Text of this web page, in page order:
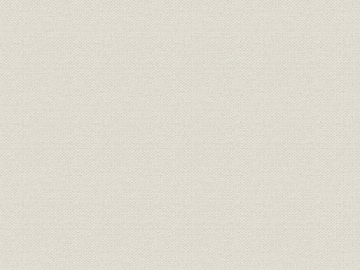
第9節 手痛い黒星・帝銀事件
1. 第1報を落とす
2. 共同、巻き返す
第10節 大地震続発に奮闘
1. 死者1000人級相次ぐ
2. 福井支局応答なし
第11節 苦心の連続・金環食取材
1. 60年ぶりの天体ショー